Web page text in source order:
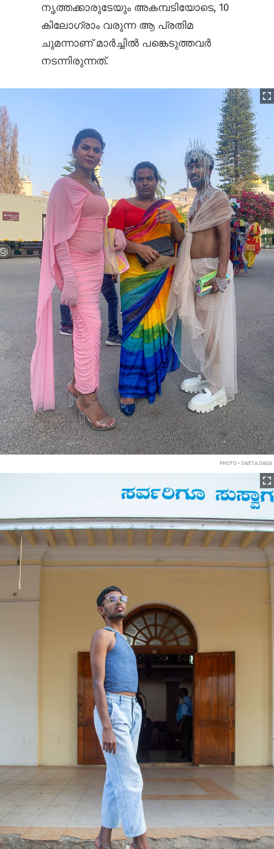
നൃത്തക്കാരുടേയും അകമ്പടിയോടെ, 10
കിലോഗ്രാം വരുന്ന ആ പ്രതിമ
ചുമന്നാണ് മാർച്ചിൽ പങ്കെടുത്തവർ
നടന്നിരുന്നത്.
PHOTO • SWETA DAGA